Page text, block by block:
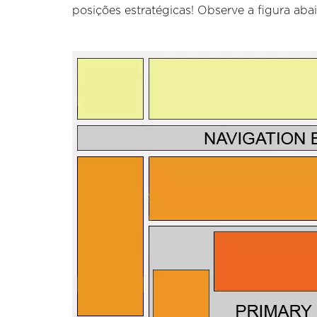
posições estratégicas! Observe a figura